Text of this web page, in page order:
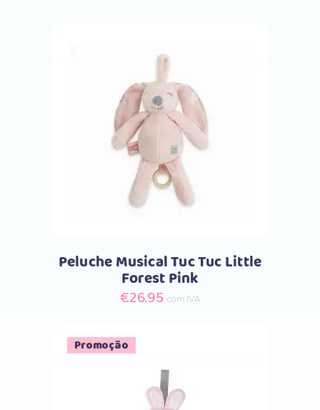
Comprar
Peluche Musical Tuc Tuc Little
Forest Pink
€26.95 com IVA
Promoção